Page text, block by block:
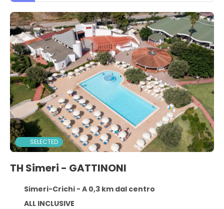
SELECTED
TH Simeri - GATTINONI
Simeri-Crichi - A 0,3 km dal centro
ALL INCLUSIVE